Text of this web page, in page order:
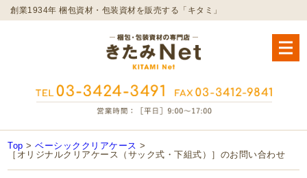
創業1934年 梱包資材・包装資材を販売する「キタミ」
Top >ベーシッククリアケース >
［オリジナルクリアケース（サック式・下組式）］のお問い合わせ